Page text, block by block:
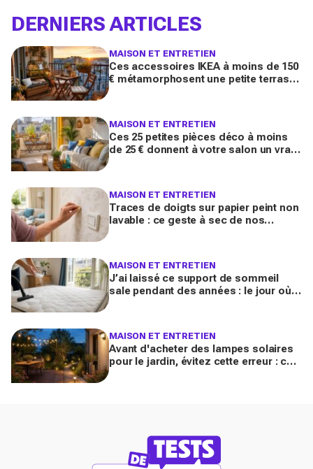
DERNIERS ARTICLES
MAISON ET ENTRETIEN
Ces accessoires IKEA à moins de 150
€ métamorphosent une petite terrasse
MAISON ET ENTRETIEN
Ces 25 petites pièces déco à moins
de 25 € donnent à votre salon un vrai
MAISON ET ENTRETIEN
Traces de doigts sur papier peint non
lavable : ce geste à sec de nos
MAISON ET ENTRETIEN
J’ai laissé ce support de sommeil
sale pendant des années : le jour où
MAISON ET ENTRETIEN
Avant d'acheter des lampes solaires
pour le jardin, évitez cette erreur : ces